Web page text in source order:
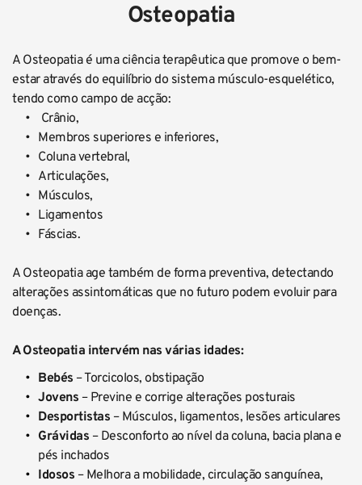
Osteopatia
A Osteopatia é uma ciência terapêutica que promove o bem-
estar através do equilíbrio do sistema músculo-esquelético,
tendo como campo de acção:
Crânio,
Membros superiores e inferiores,
Coluna vertebral,
Articulações,
Músculos,
Ligamentos
Fáscias.
A Osteopatia age também de forma preventiva, detectando
alterações assintomáticas que no futuro podem evoluir para
doenças.
A Osteopatia intervém nas várias idades:
Bebés – Torcicolos, obstipação
Jovens – Previne e corrige alterações posturais
Desportistas – Músculos, ligamentos, lesões articulares
Grávidas – Desconforto ao nível da coluna, bacia plana e
pés inchados
Idosos – Melhora a mobilidade, circulação sanguínea,